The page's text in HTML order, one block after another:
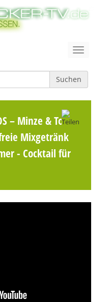
Suchen
– Minze & Tonic
Mixgetränk
- Cocktail für